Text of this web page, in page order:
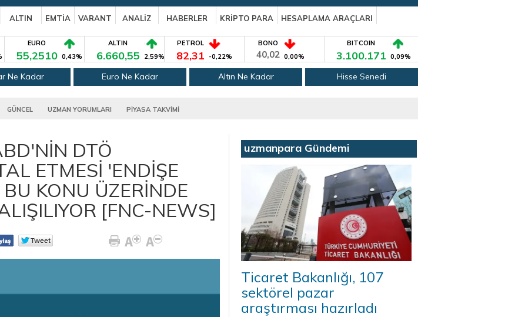
ALTIN EMTİA VARANT ANALİZ HABERLER KRİPTO PARA
HESAPLAMA ARAÇLARI
EURO
55,2510 0,43%
ALTIN
6.660,55 2,59%
PETROL
82,31 -0,22%
BONO
40,02 0,00%
BITCOIN
3.100.171 0,09%
Ne Kadar Euro Ne Kadar Altın Ne Kadar Hisse Senedi
GÜNCEL UZMAN YORUMLARI PİYASA TAKVİMİ
DTÖ
ETMESİ 'ENDİŞE
KONU ÜZERİNDE
[FNC-NEWS]
uzmanpara Gündemi
Ticaret Bakanlığı, 107
sektörel pazar
araştırması hazırladı